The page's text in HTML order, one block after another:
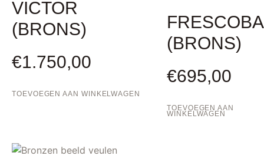
VICTOR
(BRONS)
€1.750,00
TOEVOEGEN AAN WINKELWAGEN
(BRONS)
€695,00
TOEVOEGEN AAN
WINKELWAGEN